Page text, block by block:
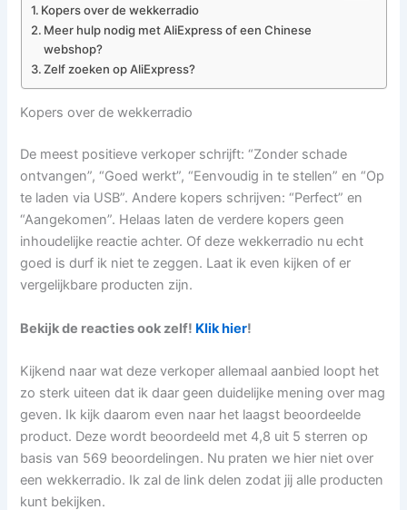
Kopers over de wekkerradio
Meer hulp nodig met AliExpress of een Chinese
webshop?
Zelf zoeken op AliExpress?
Kopers over de wekkerradio
De meest positieve verkoper schrijft: “Zonder schade
ontvangen”, “Goed werkt”, “Eenvoudig in te stellen” en “Op
te laden via USB”. Andere kopers schrijven: “Perfect” en
“Aangekomen”. Helaas laten de verdere kopers geen
inhoudelijke reactie achter. Of deze wekkerradio nu echt
goed is durf ik niet te zeggen. Laat ik even kijken of er
vergelijkbare producten zijn.
Bekijk de reacties ook zelf! Klik hier!
Kijkend naar wat deze verkoper allemaal aanbied loopt het
zo sterk uiteen dat ik daar geen duidelijke mening over mag
geven. Ik kijk daarom even naar het laagst beoordeelde
product. Deze wordt beoordeeld met 4,8 uit 5 sterren op
basis van 569 beoordelingen. Nu praten we hier niet over
een wekkerradio. Ik zal de link delen zodat jij alle producten
kunt bekijken.